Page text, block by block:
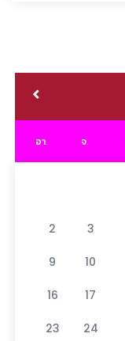
อา. จ.
2 3
9 10
16 17
23 24